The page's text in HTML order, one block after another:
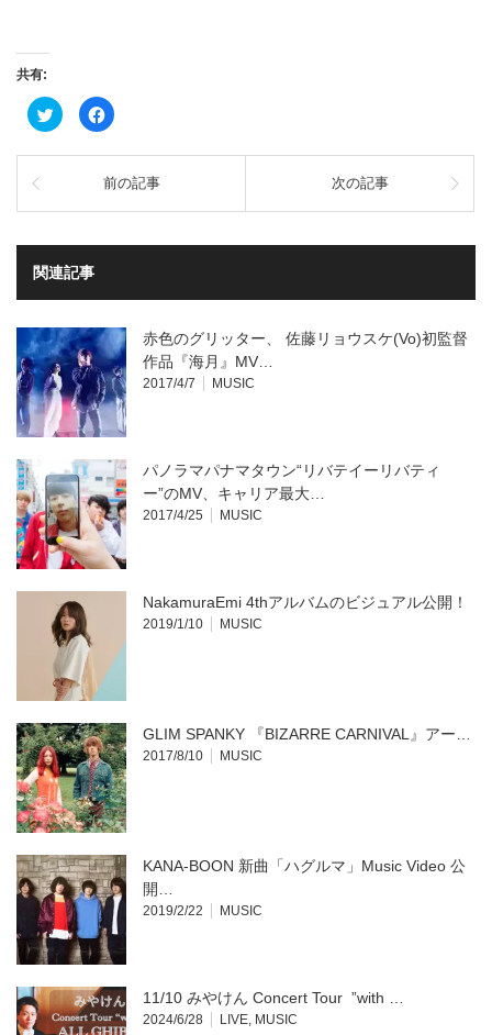
共有:
ク
リ
共
(新
い
ウ
ウ
で
開
き
ま
す)
Facebook
で
る
に
ク
ッ
い
(新
し
い
ウ
ィ
ン
ド
ウ
開
き
ま
す)
前の記事 次の記事
関連記事
赤色のグリッター、 佐藤リョウスケ(Vo)初監督
作品『海月』MV…
2017/4/7 MUSIC
パノラマパナマタウン“リバテイーリバティ
ー”のMV、キャリア最大…
2017/4/25 MUSIC
NakamuraEmi 4thアルバムのビジュアル公開！
2019/1/10 MUSIC
GLIM SPANKY 『BIZARRE CARNIVAL』アー…
2017/8/10 MUSIC
KANA-BOON 新曲「ハグルマ」Music Video 公
開…
2019/2/22 MUSIC
11/10 みやけん Concert Tour ”with …
2024/6/28 LIVE, MUSIC